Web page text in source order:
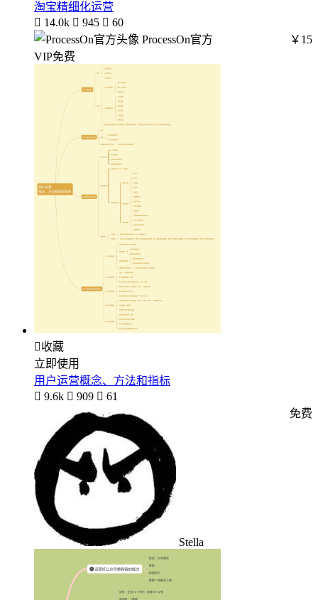
淘宝精细化运营
 14.0k  945  60
ProcessOn官方
￥15
VIP免费
收藏
立即使用
用户运营概念、方法和指标
 9.6k  909  61
Stella
免费